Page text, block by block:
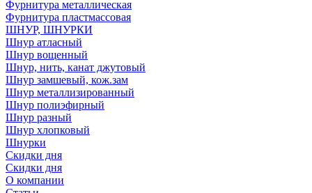
Фурнитура металлическая
Фурнитура пластмассовая
ШНУР, ШНУРКИ
Шнур атласный
Шнур вощенный
Шнур, нить, канат джутовый
Шнур замшевый, кож.зам
Шнур металлизированный
Шнур полиэфирный
Шнур разный
Шнур хлопковый
Шнурки
Скидки дня
Скидки дня
О компании